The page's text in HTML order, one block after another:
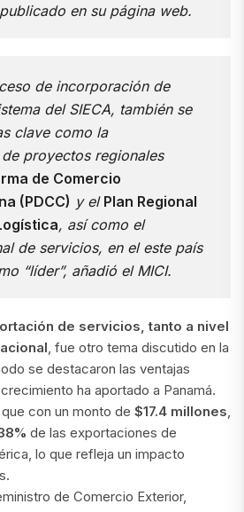
en su página web.
de incorporación de
del SIECA, también se
clave como la
proyectos regionales
de Comercio
(PDCC) y el Plan Regional
, así como el
de servicios, en el este país
“líder”, añadió el MICI.
de servicios, tanto a nivel
, fue otro tema discutido en la
se destacaron las ventajas
ha aportado a Panamá.
con un monto de $17.4 millones
de las exportaciones de
lo que refleja un impacto
de Comercio Exterior,